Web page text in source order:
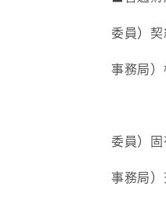
委員）
事務局）
委員）
事務局